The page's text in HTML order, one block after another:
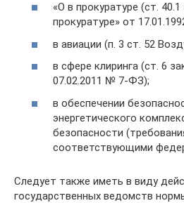
«О в прокуратуре (ст.
прокуратуре» от
в авиации (п. 3 ст. 52
в сфере клиринга (ст. 6
07.02.2011 № 7-ФЗ);
в обеспечении
энергетического
безопасности
соответствующими
Следует также иметь в виду
государственных ведомств